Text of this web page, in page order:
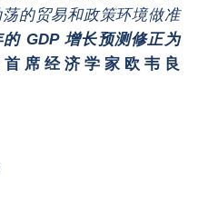
的贸易和政策环境做准
GDP 增长预测修正为
席经济学家欧韦良